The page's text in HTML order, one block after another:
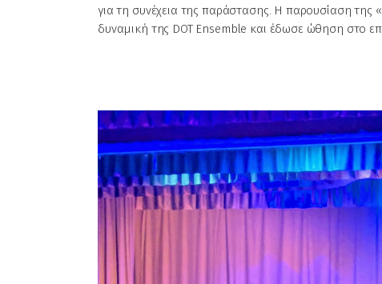
για τη συνέχεια της παράστασης. Η παρουσίαση της
δυναμική της DOT Ensemble και έδωσε ώθηση στο